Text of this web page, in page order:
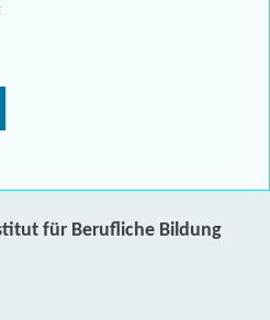
für Berufliche Bildung